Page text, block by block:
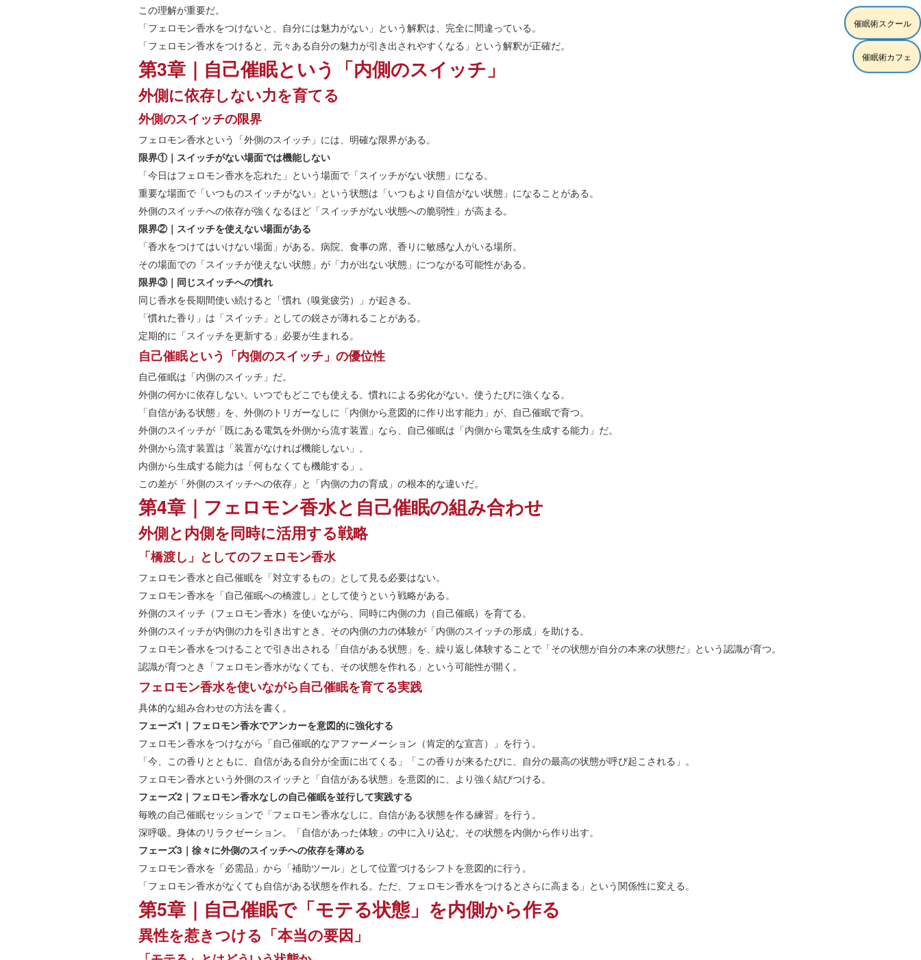
この理解が重要だ。
「フェロモン香水をつけないと、自分には魅力がない」という解釈は、完全に間違っている。
「フェロモン香水をつけると、元々ある自分の魅力が引き出されやすくなる」という解釈が正確だ。
第3章｜自己催眠という「内側のスイッチ」
外側に依存しない力を育てる
外側のスイッチの限界
フェロモン香水という「外側のスイッチ」には、明確な限界がある。
限界①｜スイッチがない場面では機能しない
「今日はフェロモン香水を忘れた」という場面で「スイッチがない状態」になる。
重要な場面で「いつものスイッチがない」という状態は「いつもより自信がない状態」になることがある。
外側のスイッチへの依存が強くなるほど「スイッチがない状態への脆弱性」が高まる。
限界②｜スイッチを使えない場面がある
「香水をつけてはいけない場面」がある。病院、食事の席、香りに敏感な人がいる場所。
その場面での「スイッチが使えない状態」が「力が出ない状態」につながる可能性がある。
限界③｜同じスイッチへの慣れ
同じ香水を長期間使い続けると「慣れ（嗅覚疲労）」が起きる。
「慣れた香り」は「スイッチ」としての鋭さが薄れることがある。
定期的に「スイッチを更新する」必要が生まれる。
自己催眠という「内側のスイッチ」の優位性
自己催眠は「内側のスイッチ」だ。
外側の何かに依存しない。いつでもどこでも使える。慣れによる劣化がない。使うたびに強くなる。
「自信がある状態」を、外側のトリガーなしに「内側から意図的に作り出す能力」が、自己催眠で育つ。
外側のスイッチが「既にある電気を外側から流す装置」なら、自己催眠は「内側から電気を生成する能力」だ。
外側から流す装置は「装置がなければ機能しない」。
内側から生成する能力は「何もなくても機能する」。
この差が「外側のスイッチへの依存」と「内側の力の育成」の根本的な違いだ。
第4章｜フェロモン香水と自己催眠の組み合わせ
外側と内側を同時に活用する戦略
「橋渡し」としてのフェロモン香水
フェロモン香水と自己催眠を「対立するもの」として見る必要はない。
フェロモン香水を「自己催眠への橋渡し」として使うという戦略がある。
外側のスイッチ（フェロモン香水）を使いながら、同時に内側の力（自己催眠）を育てる。
外側のスイッチが内側の力を引き出すとき、その内側の力の体験が「内側のスイッチの形成」を助ける。
フェロモン香水をつけることで引き出される「自信がある状態」を、繰り返し体験することで「その状態が自分の本来の状態だ」という認識が育つ。
認識が育つとき「フェロモン香水がなくても、その状態を作れる」という可能性が開く。
フェロモン香水を使いながら自己催眠を育てる実践
具体的な組み合わせの方法を書く。
フェーズ1｜フェロモン香水でアンカーを意図的に強化する
フェロモン香水をつけながら「自己催眠的なアファーメーション（肯定的な宣言）」を行う。
「今、この香りとともに、自信がある自分が全面に出てくる」「この香りが来るたびに、自分の最高の状態が呼び起こされる」。
フェロモン香水という外側のスイッチと「自信がある状態」を意図的に、より強く結びつける。
フェーズ2｜フェロモン香水なしの自己催眠を並行して実践する
毎晩の自己催眠セッションで「フェロモン香水なしに、自信がある状態を作る練習」を行う。
深呼吸。身体のリラクゼーション。「自信があった体験」の中に入り込む。その状態を内側から作り出す。
フェーズ3｜徐々に外側のスイッチへの依存を薄める
フェロモン香水を「必需品」から「補助ツール」として位置づけるシフトを意図的に行う。
「フェロモン香水がなくても自信がある状態を作れる。ただ、フェロモン香水をつけるとさらに高まる」という関係性に変える。
第5章｜自己催眠で「モテる状態」を内側から作る
異性を惹きつける「本当の要因」
催眠術スクール
催眠術カフェ